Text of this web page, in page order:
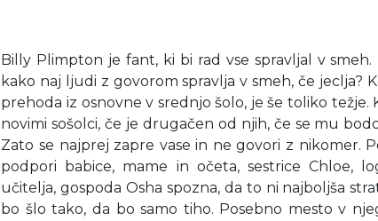
Billy Plimpton je fant, ki bi rad vse spravljal v smeh.
kako naj ljudi z govorom spravlja v smeh, če jeclja?
prehoda iz osnovne v srednjo šolo, je še toliko težje.
novimi sošolci, če je drugačen od njih, če se mu
Zato se najprej zapre vase in ne govori z nikomer.
podpori babice, mame in očeta, sestrice Chloe,
učitelja, gospoda Osha spozna, da to ni najboljša
bo šlo tako, da bo samo tiho. Posebno mesto v